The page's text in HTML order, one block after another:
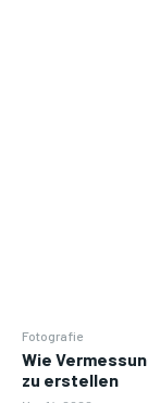
Fotografie
Wie
zu erstellen